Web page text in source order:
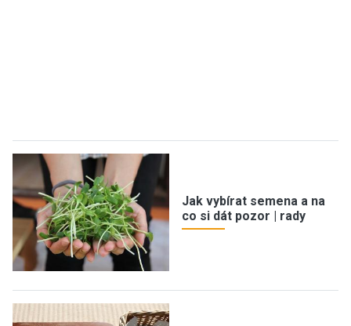
Jak vybírat semena a na
co si dát pozor | rady